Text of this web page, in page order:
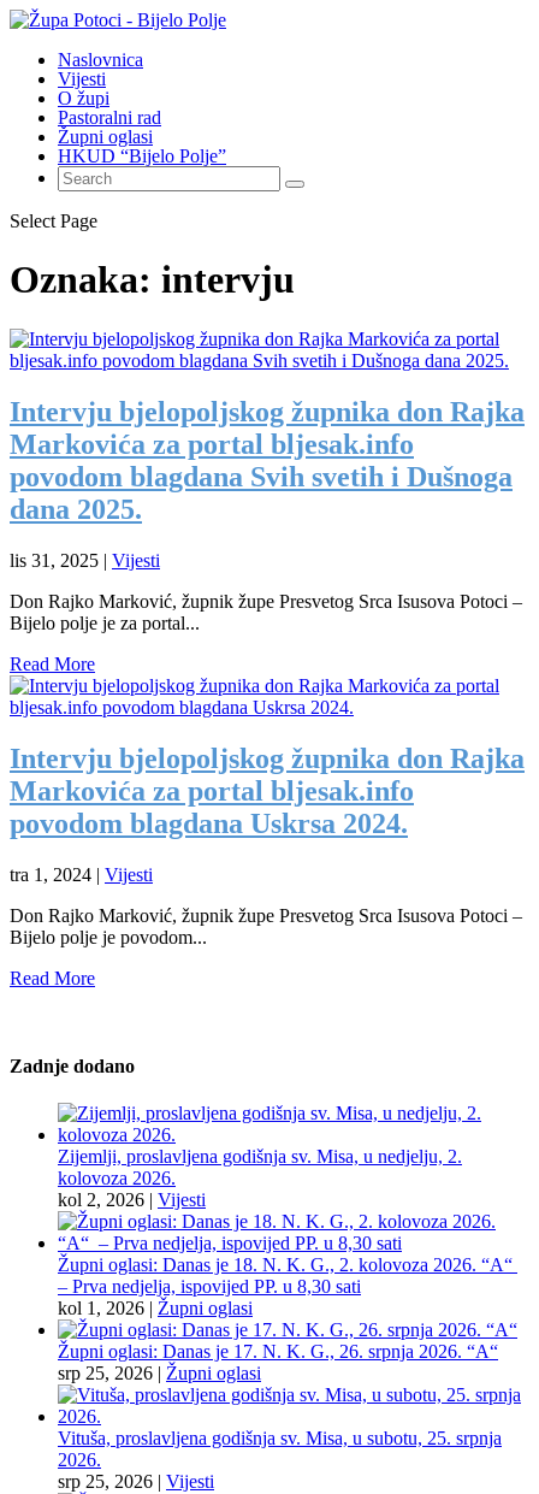
Naslovnica
Vijesti
O župi
Pastoralni rad
Župni oglasi
HKUD “Bijelo Polje”
Select Page
Oznaka: intervju
Intervju bjelopoljskog župnika don Rajka
Markovića za portal bljesak.info
povodom blagdana Svih svetih i Dušnoga
dana 2025.
lis 31, 2025 | Vijesti
Don Rajko Marković, župnik župe Presvetog Srca Isusova Potoci –
Bijelo polje je za portal...
Read More
Intervju bjelopoljskog župnika don Rajka
Markovića za portal bljesak.info
povodom blagdana Uskrsa 2024.
tra 1, 2024 | Vijesti
Don Rajko Marković, župnik župe Presvetog Srca Isusova Potoci –
Bijelo polje je povodom...
Read More
Zadnje dodano
Zijemlji, proslavljena godišnja sv. Misa, u nedjelju, 2.
kolovoza 2026.
kol 2, 2026 | Vijesti
Župni oglasi: Danas je 18. N. K. G., 2. kolovoza 2026. “A“
– Prva nedjelja, ispovijed PP. u 8,30 sati
kol 1, 2026 | Župni oglasi
Župni oglasi: Danas je 17. N. K. G., 26. srpnja 2026. “A“
srp 25, 2026 | Župni oglasi
Vituša, proslavljena godišnja sv. Misa, u subotu, 25. srpnja
2026.
srp 25, 2026 | Vijesti